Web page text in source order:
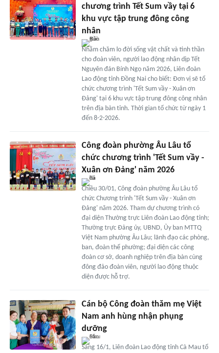
chương trình Tết Sum vầy tại 6
khu vực tập trung đông công
nhân
Nhằm chăm lo đời sống vật chất và tinh thần
cho đoàn viên, người lao động nhân dịp Tết
Nguyên đán Bính Ngọ năm 2026, Liên đoàn
Lao động tỉnh Đồng Nai cho biết: Đơn vị sẽ tổ
chức chương trình 'Tết Sum vầy - Xuân ơn
Đảng' tại 6 khu vực tập trung đông công nhân
trên địa bàn tỉnh. Thời gian tổ chức từ ngày 1
đến 8-2-2026.
Công đoàn phường Âu Lâu tổ
chức chương trình 'Tết Sum vầy -
Xuân ơn Đảng' năm 2026
Chiều 30/01, Công đoàn phường Âu Lâu tổ
chức Chương trình 'Tết Sum vầy - Xuân ơn
Đảng' năm 2026. Tham dự chương trình có
đại diện Thường trực Liên đoàn Lao động tỉnh;
Thường trực Đảng ủy, UBND, Ủy ban MTTQ
Việt Nam phường Âu Lâu; lãnh đạo các phòng,
ban, đoàn thể phường; đại diện các công
đoàn cơ sở, doanh nghiệp trên địa bàn cùng
đông đảo đoàn viên, người lao động thuộc
diện được hỗ trợ.
Cán bộ Công đoàn thăm mẹ Việt
Nam anh hùng nhận phụng
dưỡng
Sáng 16/1, Liên đoàn Lao động tỉnh Cà Mau tổ